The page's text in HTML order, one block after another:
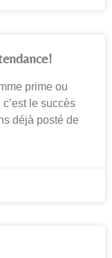
prime ou
le succès
déjà posté de